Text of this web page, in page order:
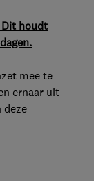
houdt
mee te
ernaar uit
deze